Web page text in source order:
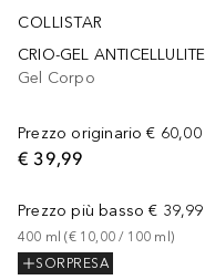
COLLISTAR
Gel Corpo
Prezzo originario € 60,00
€ 39,99
Prezzo più basso € 39,99
400 ml (€ 10,00 / 100 ml )
SORPRESA